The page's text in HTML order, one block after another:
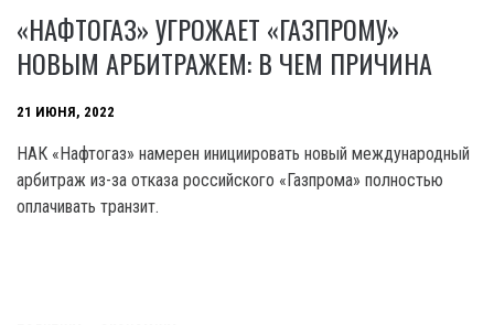
«НАФТОГАЗ» УГРОЖАЕТ «ГАЗПРОМУ»
НОВЫМ АРБИТРАЖЕМ: В ЧЕМ ПРИЧИНА
21 ИЮНЯ, 2022
НАК «Нафтогаз» намерен инициировать новый международный
арбитраж из-за отказа российского «Газпрома» полностью
оплачивать транзит.